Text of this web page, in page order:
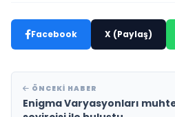
Facebook X (Paylaş)
ÖNCEKI HABER
Enigma Varyasyonları